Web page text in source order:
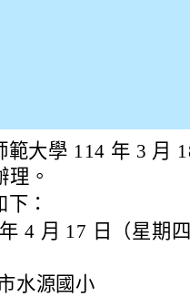
學為強化能
範大學 114 年 3 月
理。
：
4 月 17 日（星期
水源國小